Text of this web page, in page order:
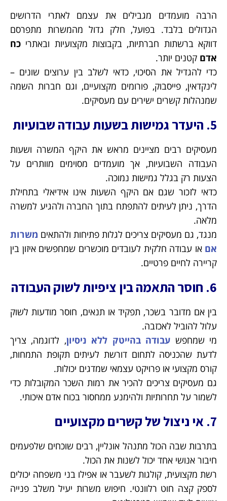
הרבה מועמדים מגבילים את עצמם לאתרי הדרושים
הגדולים בלבד. בפועל, חלק גדול מהמשרות מתפרסם
דווקא ברשתות חברתיות, בקבוצות מקצועיות ובאתרי כח
אדם קטנים יותר.
כדי להגדיל את הסיכוי, כדאי לשלב בין ערוצים שונים –
לינקדאין, פייסבוק, פורומים מקצועיים, וגם חברות השמה
שמנהלות קשרים ישירים עם מעסיקים.
5. היעדר גמישות בשעות עבודה שבועיות
מעסיקים רבים מציינים מראש את היקף המשרה ושעות
העבודה השבועיות, אך מועמדים מסוימים מוותרים על
הצעות רק בגלל גמישות נמוכה.
כדאי לזכור שגם אם היקף השעות אינו אידיאלי בתחילת
הדרך, ניתן לעיתים להתפתח בתוך החברה ולהגיע למשרה
מלאה.
מנגד, גם מעסיקים צריכים לגלות פתיחות ולהתאים משרות
אם או עבודה חלקית לעובדים מוכשרים שמחפשים איזון בין
קריירה לחיים פרטיים.
6. חוסר התאמה בין ציפיות לשוק העבודה
בין אם מדובר בשכר, תפקיד או תנאים, חוסר מודעות לשוק
עלול להוביל לאכזבה.
מי שמחפש עבודה בהייטק ללא ניסיון, לדוגמה, צריך
לדעת שהכניסה לתחום דורשת לעיתים תקופת התמחות,
קורס מקצועי או פרויקט עצמאי שמדגים יכולות.
גם מעסיקים צריכים להכיר את רמות השכר המקובלות כדי
לשמור על תחרותיות ולהימנע ממחסור בכוח אדם איכותי.
7. אי ניצול של קשרים מקצועיים
בתרבות שבה הכול מתנהל אונליין, רבים שוכחים שלפעמים
חיבור אנושי אחד יכול לשנות את הכול.
רשת מקצועית, קולגות לשעבר או אפילו בני משפחה יכולים
לספק קצה חוט רלוונטי. חיפוש משרות יעיל משלב פנייה